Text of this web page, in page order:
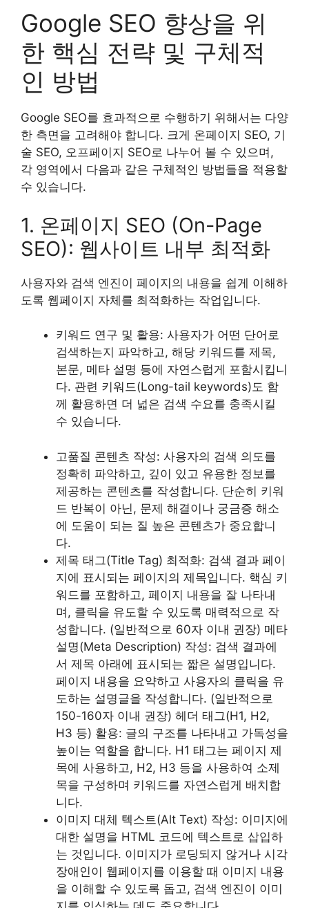
Google SEO 향상을 위
한 핵심 전략 및 구체적
인 방법
Google SEO를 효과적으로 수행하기 위해서는 다양
한 측면을 고려해야 합니다. 크게 온페이지 SEO, 기
술 SEO, 오프페이지 SEO로 나누어 볼 수 있으며,
각 영역에서 다음과 같은 구체적인 방법들을 적용할
수 있습니다.
1. 온페이지 SEO (On-Page
SEO): 웹사이트 내부 최적화
사용자와 검색 엔진이 페이지의 내용을 쉽게 이해하
도록 웹페이지 자체를 최적화하는 작업입니다.
키워드 연구 및 활용: 사용자가 어떤 단어로
검색하는지 파악하고, 해당 키워드를 제목,
본문, 메타 설명 등에 자연스럽게 포함시킵니
다. 관련 키워드(Long-tail keywords)도 함
께 활용하면 더 넓은 검색 수요를 충족시킬
수 있습니다.
고품질 콘텐츠 작성: 사용자의 검색 의도를
정확히 파악하고, 깊이 있고 유용한 정보를
제공하는 콘텐츠를 작성합니다. 단순히 키워
드 반복이 아닌, 문제 해결이나 궁금증 해소
에 도움이 되는 질 높은 콘텐츠가 중요합니
다.
제목 태그(Title Tag) 최적화: 검색 결과 페이
지에 표시되는 페이지의 제목입니다. 핵심 키
워드를 포함하고, 페이지 내용을 잘 나타내
며, 클릭을 유도할 수 있도록 매력적으로 작
성합니다. (일반적으로 60자 이내 권장) 메타
설명(Meta Description) 작성: 검색 결과에
서 제목 아래에 표시되는 짧은 설명입니다.
페이지 내용을 요약하고 사용자의 클릭을 유
도하는 설명글을 작성합니다. (일반적으로
150-160자 이내 권장) 헤더 태그(H1, H2,
H3 등) 활용: 글의 구조를 나타내고 가독성을
높이는 역할을 합니다. H1 태그는 페이지 제
목에 사용하고, H2, H3 등을 사용하여 소제
목을 구성하며 키워드를 자연스럽게 배치합
니다.
이미지 대체 텍스트(Alt Text) 작성: 이미지에
대한 설명을 HTML 코드에 텍스트로 삽입하
는 것입니다. 이미지가 로딩되지 않거나 시각
장애인이 웹페이지를 이용할 때 이미지 내용
을 이해할 수 있도록 돕고, 검색 엔진이 이미